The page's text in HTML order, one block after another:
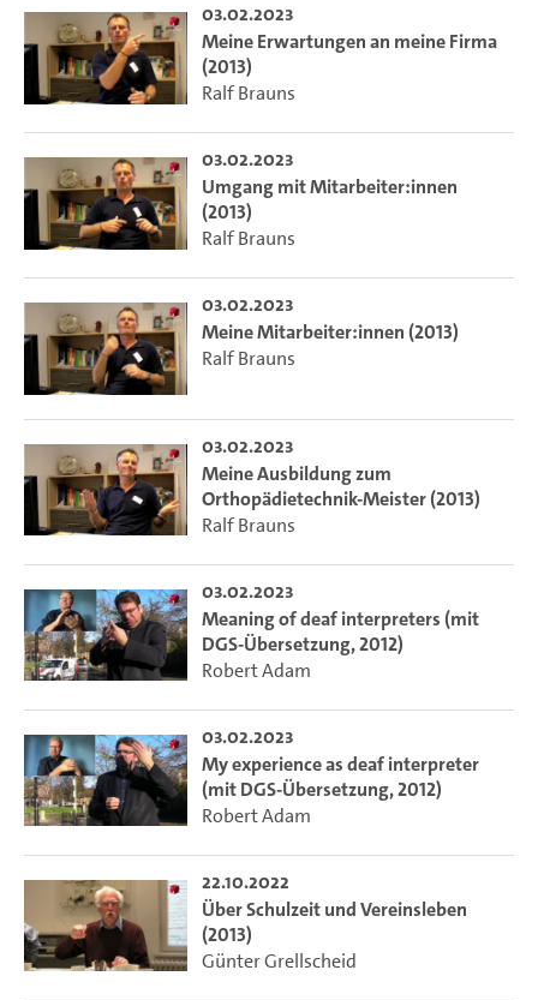
03.02.2023
Meine Erwartungen an meine Firma
(2013)
Ralf Brauns
03.02.2023
Umgang mit Mitarbeiter:innen
(2013)
Ralf Brauns
03.02.2023
Meine Mitarbeiter:innen (2013)
Ralf Brauns
03.02.2023
Meine Ausbildung zum
Orthopädietechnik-Meister (2013)
Ralf Brauns
03.02.2023
Meaning of deaf interpreters (mit
DGS-Übersetzung, 2012)
Robert Adam
03.02.2023
My experience as deaf interpreter
(mit DGS-Übersetzung, 2012)
Robert Adam
22.10.2022
Über Schulzeit und Vereinsleben
(2013)
Günter Grellscheid